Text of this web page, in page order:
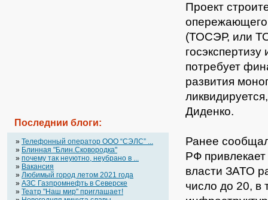
Последнии блоги:
» Телефонный оператор OOO “СЭЛС” ...
» Блинная "Блин.Сковородка"
» почему так неуютно, неубрано в ...
» Вакансия
» Любимый город летом 2021 года
» АЗС Газпромнефть в Северске
» Театр "Наш мир" приглашает!
Проект
опережающего
(ТОСЭР, или
потребует
развития
Диденко.
Ранее
РФ
власти ЗАТО
число до 20, в